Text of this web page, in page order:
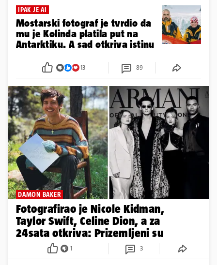
IPAK JE AI
Mostarski fotograf je tvrdio da
mu je Kolinda platila put na
Antarktiku. A sad otkriva istinu
13 89
DAMON BAKER
Fotografirao je Nicole Kidman,
Taylor Swift, Celine Dion, a za
24sata otkriva: Prizemljeni su
1 3